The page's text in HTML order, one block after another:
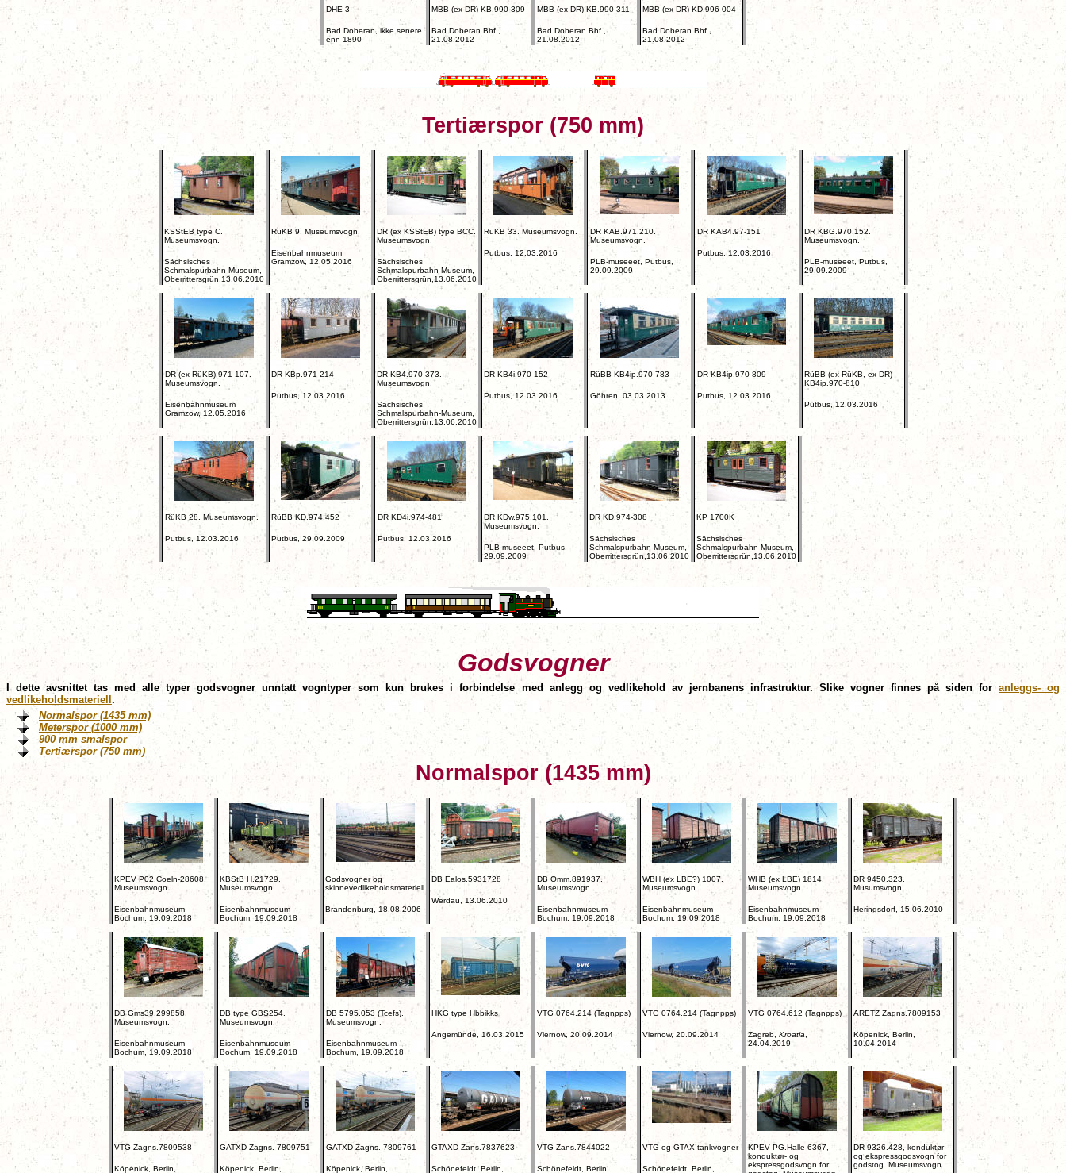
DHE 3
Bad Doberan, ikke senere
enn 1890
MBB (ex DR) KB.990-309
Bad Doberan Bhf.,
21.08.2012
MBB (ex DR) KB.990-311
Bad Doberan Bhf.,
21.08.2012
MBB (ex DR) KD.996-004
Bad Doberan Bhf.,
21.08.2012
Tertiærspor (750 mm)
KSStEB type C.
Museumsvogn.
Sächsisches
Schmalspurbahn-Museum,
Oberrittersgrün,13.06.2010
RüKB 9. Museumsvogn.
Eisenbahnmuseum
Gramzow, 12.05.2016
DR (ex KSStEB) type BCC.
Museumsvogn.
Sächsisches
Schmalspurbahn-Museum,
Oberrittersgrün,13.06.2010
RüKB 33. Museumsvogn.
Putbus, 12.03.2016
DR KAB.971.210.
Museumsvogn.
PLB-museeet, Putbus,
29.09.2009
DR KAB4.97-151
Putbus, 12.03.2016
DR KBG.970.152
Museumsvogn.
PLB-museeet, Putbus,
29.09.2009
DR (ex RüKB) 971-107.
Museumsvogn.
Eisenbahnmuseum
Gramzow, 12.05.2016
DR KBp.971-214
Putbus, 12.03.2016
DR KB4.970-373.
Museumsvogn.
Sächsisches
Schmalspurbahn-Museum,
Oberrittersgrün,13.06.2010
DR KB4i.970-152
Putbus, 12.03.2016
RüBB KB4ip.970-783
Göhren, 03.03.2013
DR KB4ip.970-809
Putbus, 12.03.2016
RüBB (ex RüKB, ex DR)
KB4ip.970-810
Putbus, 12.03.2016
RüKB 28. Museumsvogn.
Putbus, 12.03.2016
RüBB KD.974.452
Putbus, 29.09.2009
DR KD4i.974-481
Putbus, 12.03.2016
DR KDw.975.101.
Museumsvogn.
PLB-museeet, Putbus,
29.09.2009
DR KD.974-308
Sächsisches
Schmalspurbahn-Museum,
Oberrittersgrün,13.06.2010
KP 1700K
Sächsisches
Schmalspurbahn-Museum,
Oberrittersgrün,13.06.2010
Godsvogner
I dette avsnittet tas med alle typer godsvogner unntatt vogntyper som kun brukes i forbindelse med anlegg og vedlikehold av jernbanens infrastruktur. Slike vogner finnes på siden for anleggs- og
vedlikeholdsmateriell .
Normalspor (1435 mm)
Meterspor (1000 mm)
900 mm smalspor
Tertiærspor (750 mm)
Normalspor (1435 mm)
KPEV P02.Coeln-28608.
Museumsvogn.
Eisenbahnmuseum
Bochum, 19.09.2018
KBStB H.21729.
Museumsvogn.
Eisenbahnmuseum
Bochum, 19.09.2018
Godsvogner og
skinnevedlikeholdsmateriell
Brandenburg, 18.08.2006
DB Ealos.5931728
Werdau, 13.06.2010
DB Omm.891937.
Museumsvogn.
Eisenbahnmuseum
Bochum, 19.09.2018
WBH (ex LBE?) 1007.
Museumsvogn.
Eisenbahnmuseum
Bochum, 19.09.2018
WHB (ex LBE) 1814.
Museumsvogn.
Eisenbahnmuseum
Bochum, 19.09.2018
DR 9450.323.
Musumsvogn.
Heringsdorf, 15.06.2010
DB Gms39.299858.
Museumsvogn.
Eisenbahnmuseum
Bochum, 19.09.2018
DB type GBS254.
Museumsvogn.
Eisenbahnmuseum
Bochum, 19.09.2018
DB 5795.053 (Tcefs).
Museumsvogn.
Eisenbahnmuseum
Bochum, 19.09.2018
HKG type Hbbikks
Angemünde, 16.03.2015
VTG 0764.214 (Tagnpps)
Viernow, 20.09.2014
VTG 0764.214 (Tagnpps)
Viernow, 20.09.2014
VTG 0764.612 (Tagnpps)
Zagreb, Kroatia
24.04.2019
ARETZ Zagns.7809153
Köpenick, Berlin,
10.04.2014
VTG Zagns.7809538
Köpenick, Berlin,
GATXD Zagns. 7809751
Köpenick, Berlin,
GATXD Zagns. 7809761
Köpenick, Berlin,
GTAXD Zans.7837623
Schönefeldt, Berlin,
VTG Zans.7844022
Schönefeldt, Berlin,
VTG og GTAX tankvogner
Schönefeldt, Berlin,
KPEV PG.Halle-6367,
konduktør- og
ekspressgodsvogn for
DR 9326.428, konduktør-
og ekspressgodsvogn for
godstog. Museumsvogn.